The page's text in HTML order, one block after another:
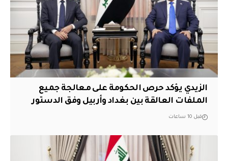
الزيدي يؤكد حرص الحكومة على معالجة جميع
الملفات العالقة بين بغداد وأربيل وفق الدستور
قبل 10 ساعات